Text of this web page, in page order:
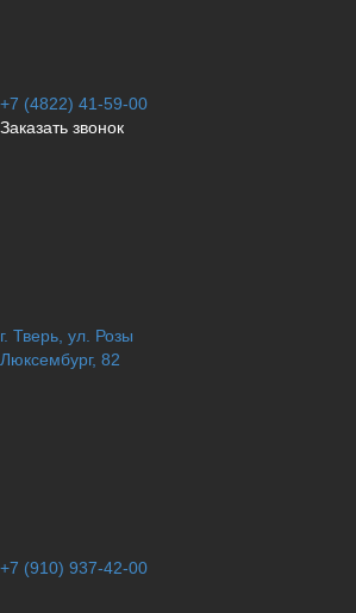
+7 (4822) 41-59-00
Заказать звонок
г. Тверь, ул. Розы
Люксембург, 82
+7 (910) 937-42-00